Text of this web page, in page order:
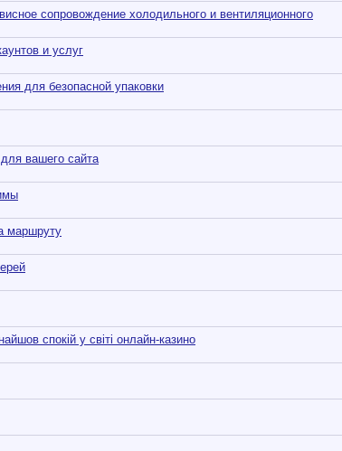
сопровождение холодильного и вентиляционного
и услуг
для безопасной упаковки
вашего сайта
маршруту
спокій у світі онлайн-казино